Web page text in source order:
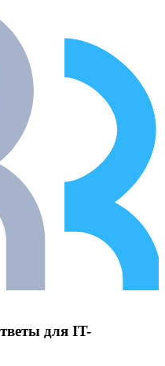
для IT-